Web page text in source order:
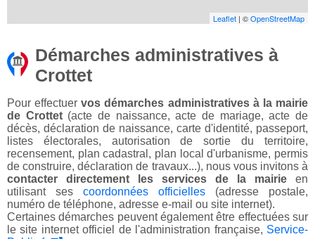
Leaflet | ©OpenStreetMap
Démarches administratives à
Crottet
Pour effectuervos démarches administratives à la mairie
de Crottet(acte de naissance, acte de mariage, acte de
décès, déclaration de naissance, carte d'identité, passeport,
listes électorales, autorisation de sortie du territoire,
recensement, plan cadastral, plan local d'urbanisme, permis
de construire, déclaration de travaux...), nous vous invitons à
contacter directement les services de la mairie en
utilisant ses coordonnées officielles (adresse postale,
numéro de téléphone, adresse e-mail ou site internet).
Certaines démarches peuvent également être effectuées sur
le site internet officiel de l'administration française, Service-